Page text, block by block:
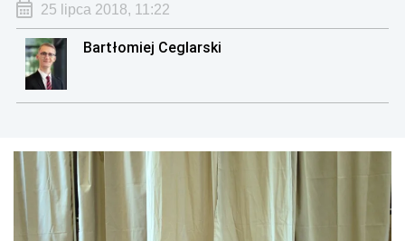
25 lipca 2018, 11:22
Bartłomiej Ceglarski